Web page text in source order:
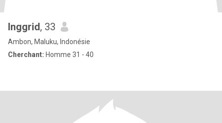
Inggrid, 33
Ambon, Maluku, Indonésie
Cherchant: Homme 31 - 40